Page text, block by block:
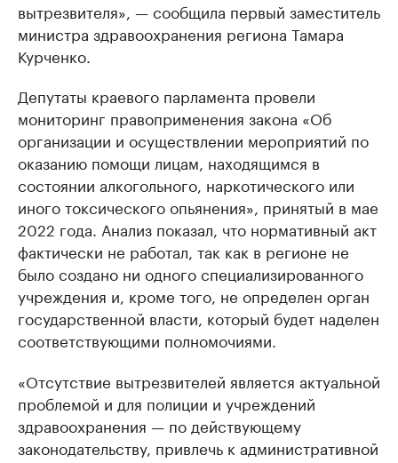
вытрезвителя», — сообщила первый заместитель
министра здравоохранения региона Тамара
Курченко.
Депутаты краевого парламента провели
мониторинг правоприменения закона «Об
организации и осуществлении мероприятий по
оказанию помощи лицам, находящимся в
состоянии алкогольного, наркотического или
иного токсического опьянения», принятый в мае
2022 года. Анализ показал, что нормативный акт
фактически не работал, так как в регионе не
было создано ни одного специализированного
учреждения и, кроме того, не определен орган
государственной власти, который будет наделен
соответствующими полномочиями.
«Отсутствие вытрезвителей является актуальной
проблемой и для полиции и учреждений
здравоохранения — по действующему
законодательству, привлечь к административной